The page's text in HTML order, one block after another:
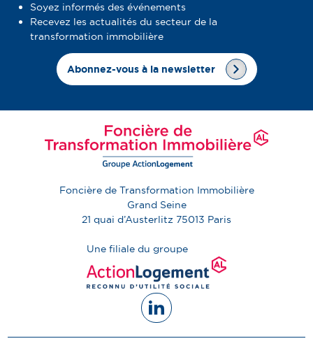
Soyez informés des événements
Recevez les actualités du secteur de la
transformation immobilière
Abonnez-vous à la newsletter
Foncière de Transformation Immobilière
Grand Seine
21 quai d’Austerlitz 75013 Paris
Une filiale du groupe